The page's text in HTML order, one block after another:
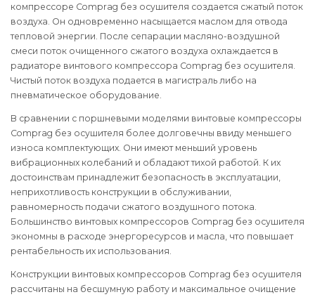
компрессоре Comprag без осушителя создается сжатый поток
воздуха. Он одновременно насыщается маслом для отвода
тепловой энергии. После сепарации масляно-воздушной
смеси поток очищенного сжатого воздуха охлаждается в
радиаторе винтового компрессора Comprag без осушителя.
Чистый поток воздуха подается в магистраль либо на
пневматическое оборудование.
В сравнении с поршневыми моделями винтовые компрессоры
Comprag без осушителя более долговечны ввиду меньшего
износа комплектующих. Они имеют меньший уровень
вибрационных колебаний и обладают тихой работой. К их
достоинствам принадлежит безопасность в эксплуатации,
неприхотливость конструкции в обслуживании,
равномерность подачи сжатого воздушного потока.
Большинство винтовых компрессоров Comprag без осушителя
экономны в расходе энергоресурсов и масла, что повышает
рентабельность их использования.
Конструкции винтовых компрессоров Comprag без осушителя
рассчитаны на бесшумную работу и максимальное очищение